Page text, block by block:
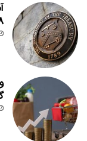
۸ نفتکش و